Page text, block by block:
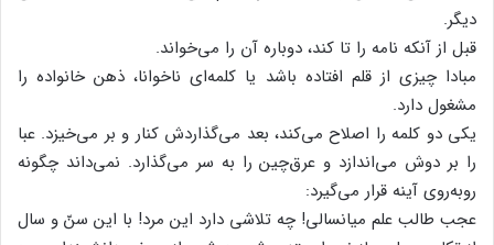
دیگر.
قبل از آنکه نامه را تا کند، دوباره آن را می‌خواند.
مبادا چیزی از قلم افتاده باشد یا کلمه‌ای ناخوانا، ذهن خانواده را
مشغول دارد.
یکی دو کلمه را اصلاح می‌کند، بعد می‌گذاردش کنار و بر می‌خیزد. عبا
را بر دوش می‌اندازد و عرق‌چین را به سر می‌گذارد. نمی‌داند چگونه
روبه‌روی آینه قرار می‌گیرد:
عجب طالب علم میانسالی! چه تلاشی دارد این مرد! با این سنّ و سال